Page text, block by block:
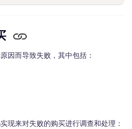
因而导致失败，其中包括：
现来对失败的购买进行调查和处理：